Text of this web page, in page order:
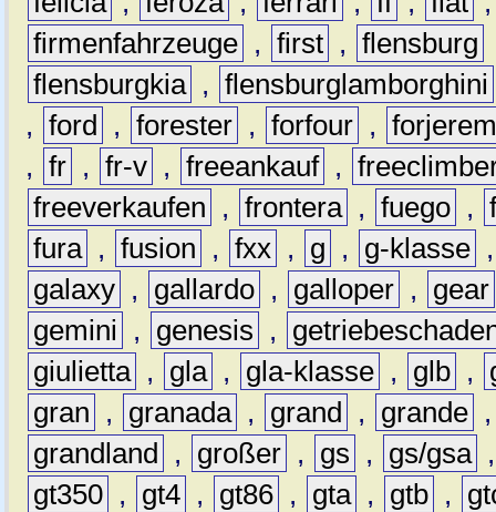
firmenfahrzeuge , first , flensburg
flensburgkia , flensburglamborghini
, ford , forester , forfour ,
, fr , fr-v , freeankauf ,
freeverkaufen
, frontera , fuego ,
fura , fusion , fxx , g , g-klasse
galaxy , gallardo , galloper ,
gear
gemini
, genesis ,
giulietta , gla , gla-klasse , glb ,
gran
, granada , grand , grande
grandland
, großer , gs , gs/gsa
gt350 , gt4 , gt86 , gta , gtb ,